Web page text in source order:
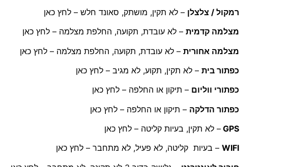
רמקול / צלצלן – לא תקין, מושתק, סאונד חלש – לחץ כאן
מצלמה קדמית – לא עובדת, תקועה, החלפת מצלמה – לחץ כאן
מצלמה אחורית – לא עובדת, תקועה, החלפת מצלמה – לחץ כאן
כפתור בית – לא תקין, תקוע, לא מגיב – לחץ כאן
כפתורי ווליום – תיקון או החלפה – לחץ כאן
כפתור הדלקה – תיקון או החלפה – לחץ כאן
GPS – לא תקין, בעיות קליטה – לחץ כאן
WIFI – בעיות קליטה, לא פעיל, לא מתחבר – לחץ כאן